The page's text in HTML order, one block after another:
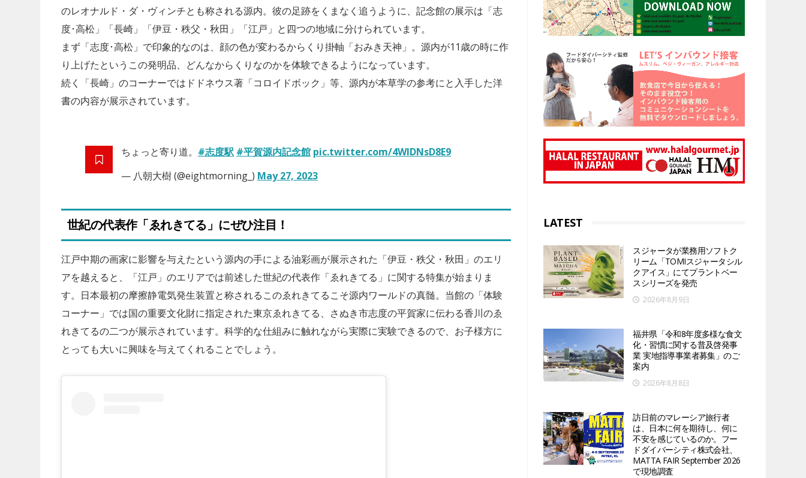
のレオナルド・ダ・ヴィンチとも称される源内。彼の足跡をくまなく追うように、記念館の展示は「志
度･高松」「長崎」「伊豆・秩父・秋田」「江戸」と四つの地域に分けられています。
まず「志度･高松」で印象的なのは、顔の色が変わるからくり掛軸「おみき天神」。源内が11歳の時に作
り上げたというこの発明品、どんなからくりなのかを体験できるようになっています。
続く「長崎」のコーナーではドドネウス著「コロイドボック」等、源内が本草学の参考にと入手した洋
書の内容が展示されています。
ちょっと寄り道。 #志度駅 #平賀源内記念館 pic.twitter.com/4WIDNsD8E9
— 八朝大樹 (@eightmorning_) May 27, 2023
世紀の代表作「ゑれきてる」にぜひ注目！
江戸中期の画家に影響を与えたという源内の手による油彩画が展示された「伊豆・秩父・秋田」のエリ
アを越えると、「江戸」のエリアでは前述した世紀の代表作「ゑれきてる」に関する特集が始まりま
す。日本最初の摩擦静電気発生装置と称されるこのゑれきてるこそ源内ワールドの真髄。当館の「体験
コーナー」では国の重要文化財に指定された東京ゑれきてる、さぬき市志度の平賀家に伝わる香川のゑ
れきてるの二つが展示されています。科学的な仕組みに触れながら実際に実験できるので、お子様方に
とっても大いに興味を与えてくれることでしょう。
LATEST
スジャータが業務用ソフトク
リーム「TOMIスジャータシル
クアイス」にてプラントベー
スシリーズを発売
2026年8月9日
福井県「令和8年度多様な食文
化・習慣に関する普及啓発事
業 実地指導事業者募集」のご
案内
2026年8月8日
訪日前のマレーシア旅行者
は、日本に何を期待し、何に
不安を感じているのか。フー
ドダイバーシティ株式会社、
MATTA FAIR September 2026
で現地調査